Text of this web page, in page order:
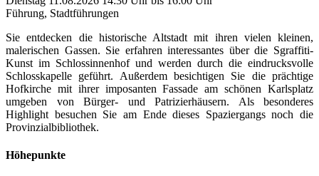
Führung, Stadtführungen
Sie entdecken die historische Altstadt mit ihren vielen kleinen,
malerischen Gassen. Sie erfahren interessantes über die Sgraffiti-
Kunst im Schlossinnenhof und werden durch die eindrucksvolle
Schlosskapelle geführt. Außerdem besichtigen Sie die prächtige
Hofkirche mit ihrer imposanten Fassade am schönen Karlsplatz
umgeben von Bürger- und Patrizierhäusern. Als besonderes
Highlight besuchen Sie am Ende dieses Spaziergangs noch die
Provinzialbibliothek.
Höhepunkte